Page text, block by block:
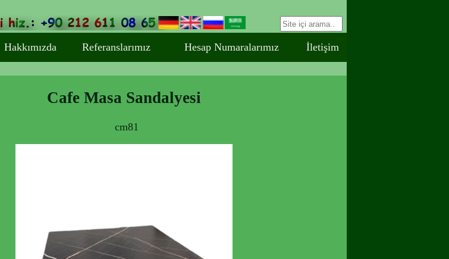
Hakkımızda Referanslarımız Hesap Numaralarımız İletişim
Cafe Masa Sandalyesi
cm81